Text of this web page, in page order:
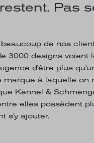
Pas
de nos
3000 designs voient
d'être plus
à laquelle on
Kennel &
elles possèdent
s'y ajouter.